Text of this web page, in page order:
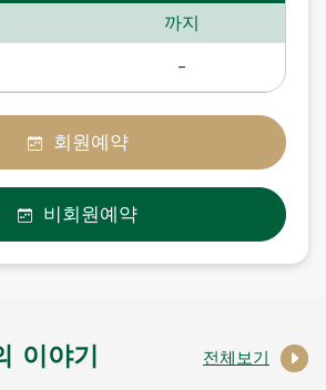
까지
-
회원예약
비회원예약
이야기 전체보기